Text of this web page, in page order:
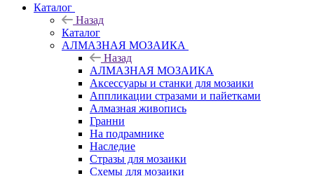
Каталог
Назад
Каталог
АЛМАЗНАЯ МОЗАИКА
Назад
АЛМАЗНАЯ МОЗАИКА
Аксессуары и станки для мозаики
Аппликации стразами и пайетками
Алмазная живопись
Гранни
На подрамнике
Наследие
Стразы для мозаики
Схемы для мозаики